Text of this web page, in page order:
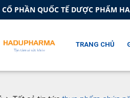
CỔ PHẦN QUỐC TẾ DƯỢC PHẨM
TRANG CHỦ